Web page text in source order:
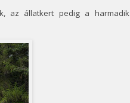
az állatkert pedig a harmadik